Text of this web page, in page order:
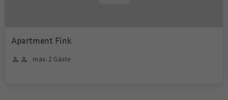
Apartment Fink
max. 2 Gäste